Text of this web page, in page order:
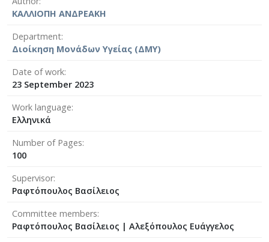
ΚΑΛΛΙΟΠΗ ΑΝΔΡΕΑΚΗ
Department
Διοίκηση Μονάδων Υγείας (ΔΜΥ)
Date of work
23 September 2023
Work language
Ελληνικά
Number of Pages
100
Supervisor
Ραφτόπουλος Βασίλειος
Committee members
Ραφτόπουλος Βασίλειος | Αλεξόπουλος Ευάγγελος